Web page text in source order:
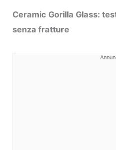
Ceramic Gorilla Glass:
senza fratture